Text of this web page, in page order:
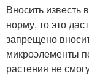
Вносить известь
норму, то это
запрещено
микроэлементы
растения не